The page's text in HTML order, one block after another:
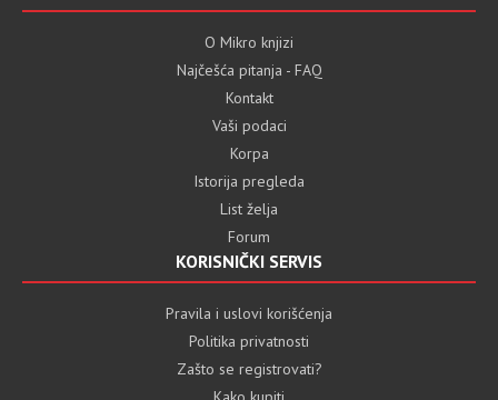
O Mikro knjizi
Najčešća pitanja - FAQ
Kontakt
Vaši podaci
Korpa
Istorija pregleda
List želja
Forum
KORISNIČKI SERVIS
Pravila i uslovi korišćenja
Politika privatnosti
Zašto se registrovati?